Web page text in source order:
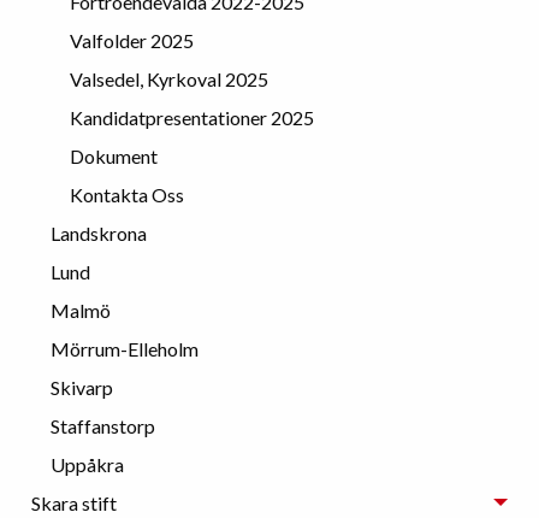
Valfolder 2025
Valsedel, Kyrkoval 2025
Kandidatpresentationer 2025
Dokument
Kontakta Oss
Landskrona
Lund
Malmö
Mörrum-Elleholm
Skivarp
Staffanstorp
Uppåkra
Skara stift